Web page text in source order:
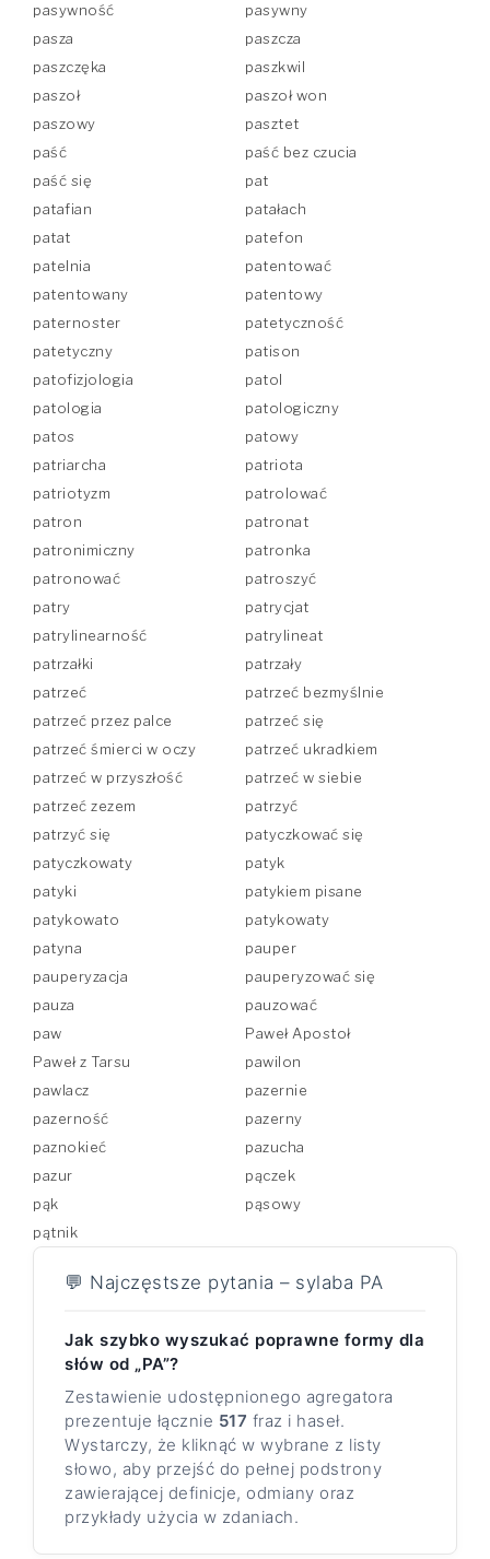
pasywność
pasywny
pasza
paszcza
paszczęka
paszkwil
paszoł
paszoł won
paszowy
pasztet
paść
paść bez czucia
paść się
pat
patafian
patałach
patat
patefon
patelnia
patentować
patentowany
patentowy
paternoster
patetyczność
patetyczny
patison
patofizjologia
patol
patologia
patologiczny
patos
patowy
patriarcha
patriota
patriotyzm
patrolować
patron
patronat
patronimiczny
patronka
patronować
patroszyć
patry
patrycjat
patrylinearność
patrylineat
patrzałki
patrzały
patrzeć
patrzeć bezmyślnie
patrzeć przez palce
patrzeć się
patrzeć śmierci w oczy
patrzeć ukradkiem
patrzeć w przyszłość
patrzeć w siebie
patrzeć zezem
patrzyć
patrzyć się
patyczkować się
patyczkowaty
patyk
patyki
patykiem pisane
patykowato
patykowaty
patyna
pauper
pauperyzacja
pauperyzować się
pauza
pauzować
paw
Paweł Apostoł
Paweł z Tarsu
pawilon
pawlacz
pazernie
pazerność
pazerny
paznokieć
pazucha
pazur
pączek
pąk
pąsowy
pątnik
💬 Najczęstsze pytania – sylaba PA
Jak szybko wyszukać poprawne formy dla
słów od „PA”?
Zestawienie udostępnionego agregatora
prezentuje łącznie 517 fraz i haseł.
Wystarczy, że kliknąć w wybrane z listy
słowo, aby przejść do pełnej podstrony
zawierającej definicje, odmiany oraz
przykłady użycia w zdaniach.